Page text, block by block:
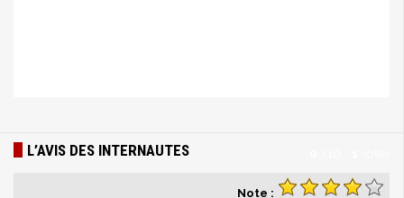
L’AVIS DES INTERNAUTES
Note :